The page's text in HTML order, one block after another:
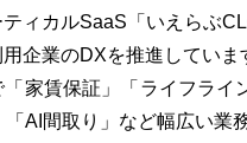
ィカルSaaS「いえらぶ
企業のDXを推進していま
家賃保証」「ライフライ
「AI間取り」など幅広い業